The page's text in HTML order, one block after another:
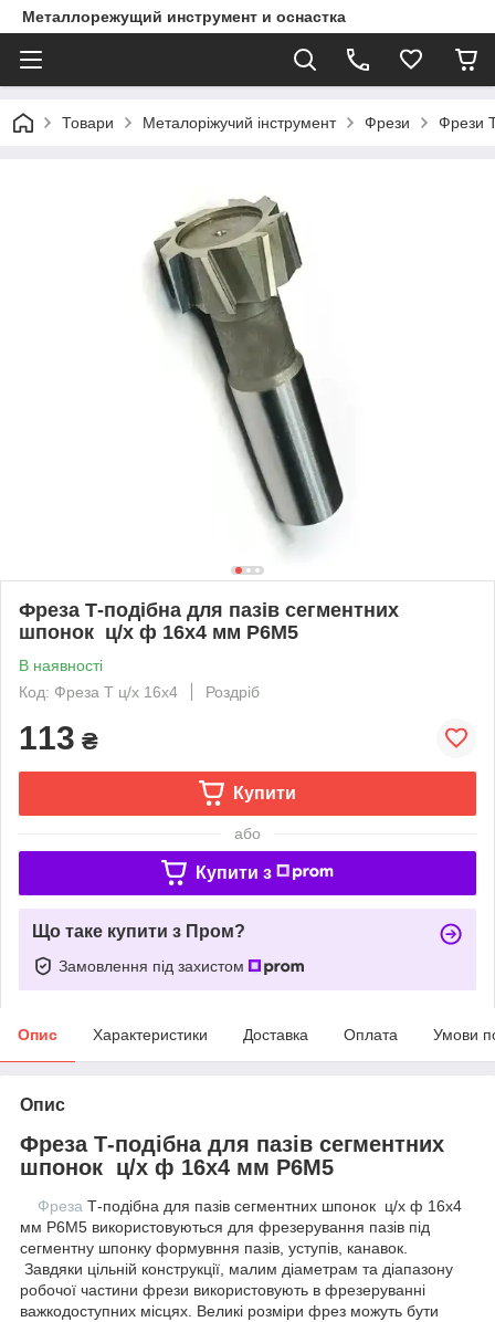
Металлорежущий инструмент и оснастка
Товари Металоріжучий інструмент Фрези Фрези
Фреза Т-подібна для пазів сегментних
шпонок ц/х ф 16х4 мм Р6М5
В наявності
Код: Фреза Т ц/х 16х4
Роздріб
113 ₴
Купити
або
Купити з
Що таке купити з Пром?
Замовлення під захистом
Опис Характеристики Доставка Оплата Умови
Опис
Фреза Т-подібна для пазів сегментних
шпонок ц/х ф 16х4 мм Р6М5
Фреза Т-подібна для пазів сегментних шпонок ц/х ф 16х4
мм Р6М5 використовуються для фрезерування пазів під
сегментну шпонку формувння пазів, уступів, канавок.
Завдяки цільній конструкції, малим діаметрам та діапазону
робочої частини фрези використовують в фрезеруванні
важкодоступних місцях. Великі розміри фрез можуть бути